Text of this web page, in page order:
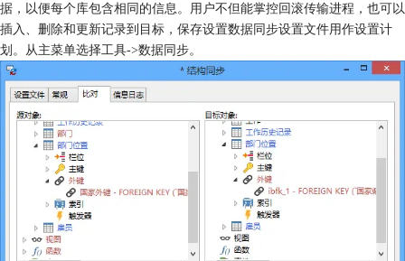
据，以便每个库包含相同的信息。用户不但能掌控回滚传输进程，也可以
插入、删除和更新记录到目标，保存设置数据同步设置文件用作设置计
划。从主菜单选择工具->数据同步。